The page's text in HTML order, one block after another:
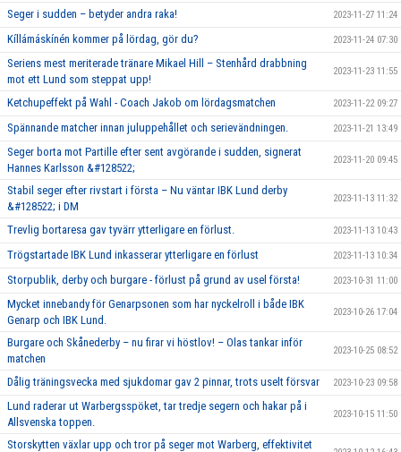
Seger i sudden – betyder andra raka! 2023-11-27 11:24
Kíllámáskínén kommer på lördag, gör du? 2023-11-24 07:30
Seriens mest meriterade tränare Mikael Hill – Stenhård drabbning
mot ett Lund som steppat upp!
2023-11-23 11:55
Ketchupeffekt på Wahl - Coach Jakob om lördagsmatchen 2023-11-22 09:27
Spännande matcher innan juluppehållet och serievändningen. 2023-11-21 13:49
Seger borta mot Partille efter sent avgörande i sudden, signerat
Hannes Karlsson &#128522;
2023-11-20 09:45
Stabil seger efter rivstart i första – Nu väntar IBK Lund derby
&#128522; i DM
2023-11-13 11:32
Trevlig bortaresa gav tyvärr ytterligare en förlust. 2023-11-13 10:43
Trögstartade IBK Lund inkasserar ytterligare en förlust 2023-11-13 10:34
Storpublik, derby och burgare - förlust på grund av usel första! 2023-10-31 11:00
Mycket innebandy för Genarpsonen som har nyckelroll i både IBK
Genarp och IBK Lund.
2023-10-26 17:04
Burgare och Skånederby – nu firar vi höstlov! – Olas tankar inför
matchen
2023-10-25 08:52
Dålig träningsvecka med sjukdomar gav 2 pinnar, trots uselt försvar 2023-10-23 09:58
Lund raderar ut Warbergsspöket, tar tredje segern och hakar på i
Allsvenska toppen.
2023-10-15 11:50
Storskytten växlar upp och tror på seger mot Warberg, effektivitet